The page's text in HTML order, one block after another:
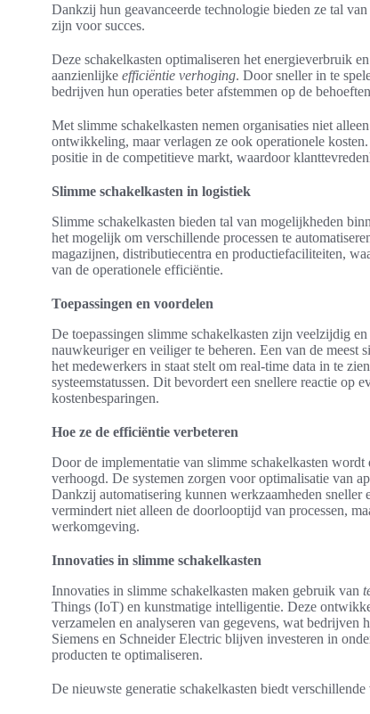
Dankzij hun geavanceerde technologie bieden ze tal van
zijn voor succes.
Deze schakelkasten optimaliseren het energieverbruik
aanzienlijke efficiëntie verhoging. Door sneller in te
bedrijven hun operaties beter afstemmen op de
Met slimme schakelkasten nemen organisaties niet
ontwikkeling, maar verlagen ze ook operationele
positie in de competitieve markt, waardoor
Slimme schakelkasten in logistiek
Slimme schakelkasten bieden tal van mogelijkheden
het mogelijk om verschillende processen te
magazijnen, distributiecentra en productiefaciliteiten,
van de operationele efficiëntie.
Toepassingen en voordelen
De toepassingen slimme schakelkasten zijn veelzijdig
nauwkeuriger en veiliger te beheren. Een van de meest
het medewerkers in staat stelt om real-time data in te
systeemstatussen. Dit bevordert een snellere reactie op
kostenbesparingen.
Hoe ze de efficiëntie verbeteren
Door de implementatie van slimme schakelkasten
verhoogd. De systemen zorgen voor optimalisatie van
Dankzij automatisering kunnen werkzaamheden
vermindert niet alleen de doorlooptijd van processen,
werkomgeving.
Innovaties in slimme schakelkasten
Innovaties in slimme schakelkasten maken gebruik van
Things (IoT) en kunstmatige intelligentie. Deze
verzamelen en analyseren van gegevens, wat bedrijven
Siemens en Schneider Electric blijven investeren in
producten te optimaliseren.
De nieuwste generatie schakelkasten biedt